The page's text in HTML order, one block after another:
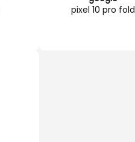
pixel 10 pro fold